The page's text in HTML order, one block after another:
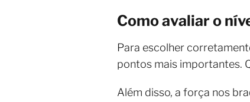
Como avaliar o
Para escolher
pontos mais importantes.
Além disso, a força nos